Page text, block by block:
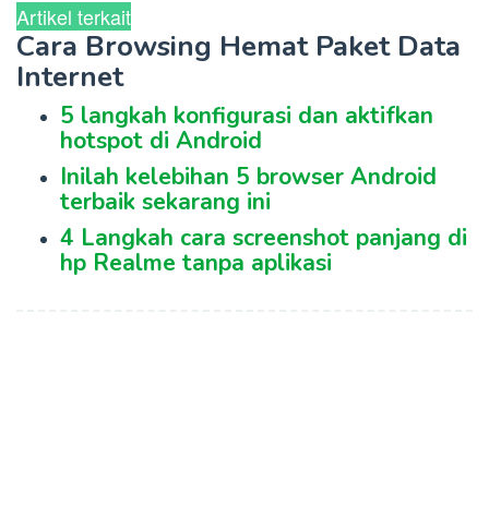
Artikel terkait
Cara Browsing Hemat Paket Data
Internet
5 langkah konfigurasi dan aktifkan
hotspot di Android
Inilah kelebihan 5 browser Android
terbaik sekarang ini
4 Langkah cara screenshot panjang di
hp Realme tanpa aplikasi